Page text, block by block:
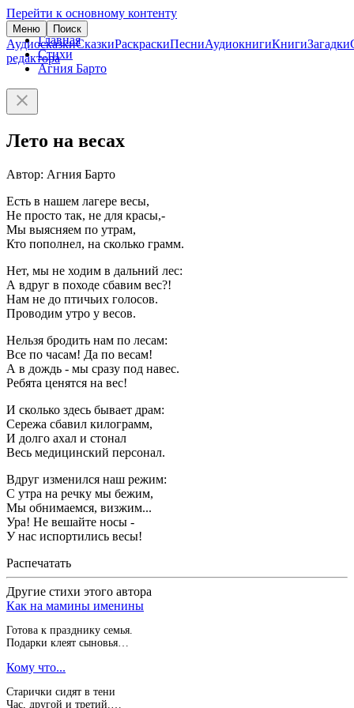
Перейти к основному контенту
Меню Поиск
АудиосказкиСказкиРаскраскиПесниАудиокнигиКнигиЗагадки
редактора
Главная
Стихи
Агния Барто
Лето на весах
Автор: Агния Барто
Есть в нашем лагере весы,
Не просто так, не для красы,-
Мы выясняем по утрам,
Кто пополнел, на сколько грамм.
Нет, мы не ходим в дальний лес:
А вдруг в походе сбавим вес?!
Нам не до птичьих голосов.
Проводим утро у весов.
Нельзя бродить нам по лесам:
Все по часам! Да по весам!
А в дождь - мы сразу под навес.
Ребята ценятся на вес!
И сколько здесь бывает драм:
Сережа сбавил килограмм,
И долго ахал и стонал
Весь медицинский персонал.
Вдруг изменился наш режим:
С утра на речку мы бежим,
Мы обнимаемся, визжим...
Ура! Не вешайте носы -
У нас испортились весы!
Распечатать
Другие стихи этого автора
Как на мамины именины
Готова к празднику семья.
Подарки клеят сыновья…
Кому что...
Старички сидят в тени
Час, другой и третий.…